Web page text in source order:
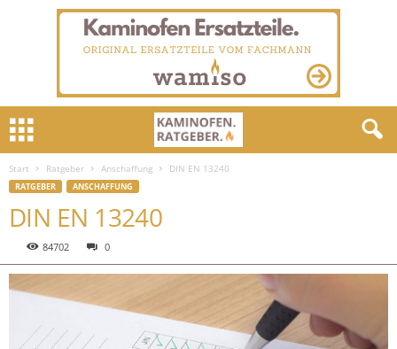
Start Ratgeber Anschaffung DIN EN 13240
RATGEBER ANSCHAFFUNG
DIN EN 13240
84702 0